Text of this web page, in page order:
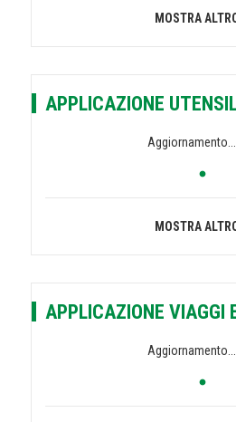
MOSTRA
APPLICAZIONE
Aggiornamento...
MOSTRA
APPLICAZIONE VIAGGI
Aggiornamento...